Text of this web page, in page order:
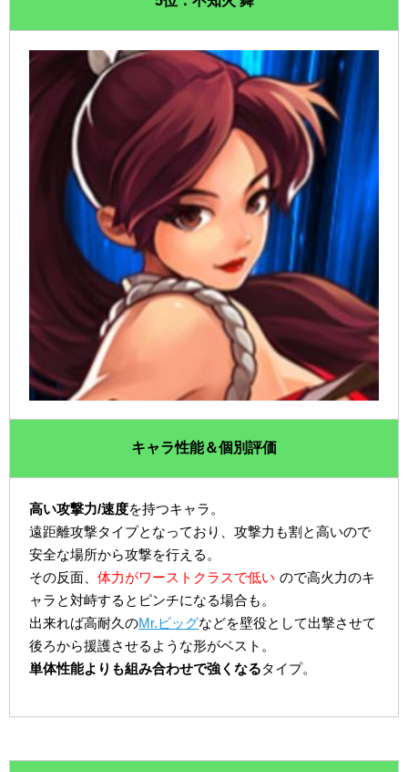
キャラ性能＆個別評価
高い攻撃力/速度を持つキャラ。
遠距離攻撃タイプとなっており、攻撃力も割と高いので
安全な場所から攻撃を行える。
その反面、体力がワーストクラスで低い ので高火力のキ
ャラと対峙するとピンチになる場合も。
出来れば高耐久のMr.ビッグなどを壁役として出撃させて
後ろから援護させるような形がベスト。
単体性能よりも組み合わせで強くなるタイプ。